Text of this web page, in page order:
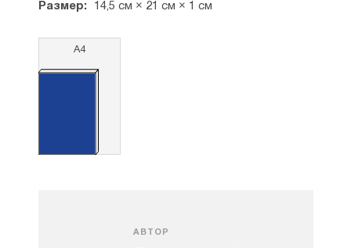
Размер: 14,5 см × 21 см × 1 см
А4
АВТОР